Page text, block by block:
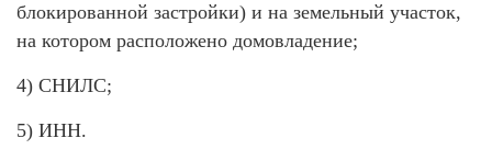
блокированной застройки) и на земельный участок,
на котором расположено домовладение;
4) СНИЛС;
5) ИНН.